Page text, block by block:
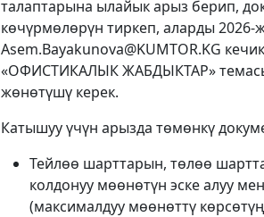
талаптарына ылайык арыз берип,
көчүрмөлөрүн тиркеп, аларды
Asem.Bayakunova@KUMTOR.KG
«ОФИСТИКАЛЫК ЖАБДЫКТАР»
жөнөтүшү керек.
Катышуу үчүн арызда төмөнкү
Тейлөө шарттарын, төлөө
колдонуу мөөнөтүн эске алуу
(максималдуу мөөнөттү